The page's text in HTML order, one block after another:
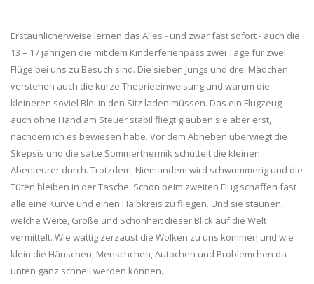
Erstaunlicherweise lernen das Alles - und zwar fast sofort - auch die
13 – 17 jährigen die mit dem Kinderferienpass zwei Tage für zwei
Flüge bei uns zu Besuch sind. Die sieben Jungs und drei Mädchen
verstehen auch die kurze Theorieeinweisung und warum die
kleineren soviel Blei in den Sitz laden müssen. Das ein Flugzeug
auch ohne Hand am Steuer stabil fliegt glauben sie aber erst,
nachdem ich es bewiesen habe. Vor dem Abheben überwiegt die
Skepsis und die satte Sommerthermik schüttelt die kleinen
Abenteurer durch. Trotzdem, Niemandem wird schwummerig und die
Tüten bleiben in der Tasche. Schon beim zweiten Flug schaffen fast
alle eine Kurve und einen Halbkreis zu fliegen. Und sie staunen,
welche Weite, Größe und Schönheit dieser Blick auf die Welt
vermittelt. Wie wattig zerzaust die Wolken zu uns kommen und wie
klein die Häuschen, Menschchen, Autochen und Problemchen da
unten ganz schnell werden können.